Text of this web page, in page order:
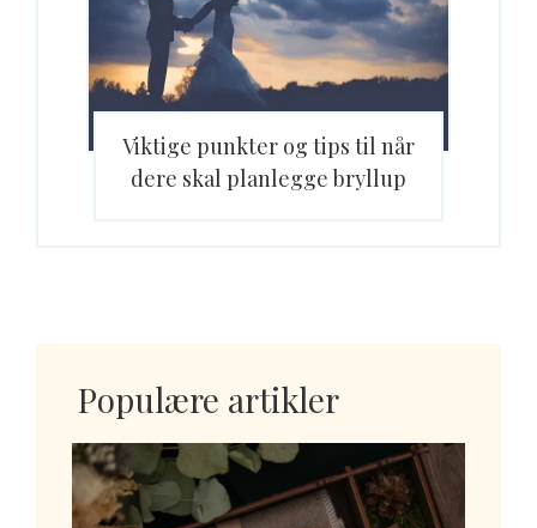
Viktige punkter og tips til når
dere skal planlegge bryllup
Populære artikler